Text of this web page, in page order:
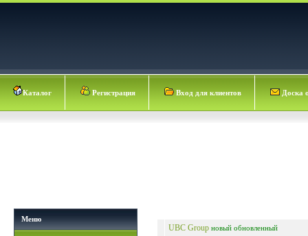
Каталог Регистрация Вход для клиентов Доска
Меню
UBC Group новый обновленный